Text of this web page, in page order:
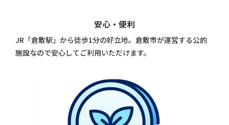
安心・便利
JR「倉敷駅」から徒歩1分の好立地。倉敷市が運営する公的
施設なので安心してご利用いただけます。